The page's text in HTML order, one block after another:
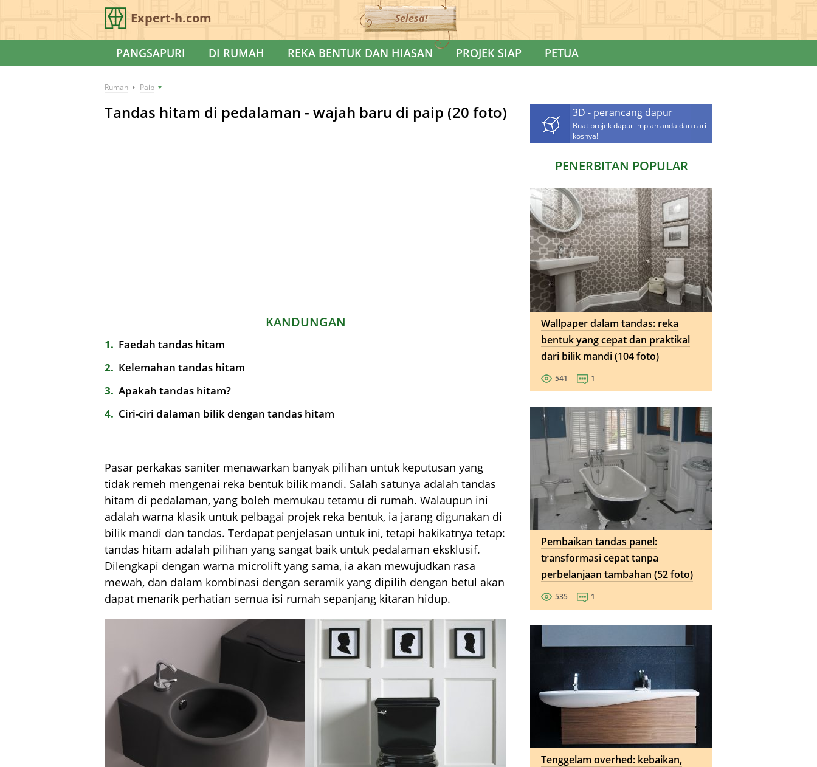
Expert-h.com Selesa!
PANGSAPURI DI RUMAH REKA BENTUK DAN HIASAN PROJEK SIAP PETUA
Rumah Paip
Tandas hitam di pedalaman - wajah baru di paip (20 foto)
KANDUNGAN
1
Faedah tandas hitam
2
Kelemahan tandas hitam
3
Apakah tandas hitam?
4
Ciri-ciri dalaman bilik dengan tandas hitam
Pasar perkakas saniter menawarkan banyak pilihan untuk keputusan yang
tidak remeh mengenai reka bentuk bilik mandi. Salah satunya adalah tandas
hitam di pedalaman, yang boleh memukau tetamu di rumah. Walaupun ini
adalah warna klasik untuk pelbagai projek reka bentuk, ia jarang digunakan di
bilik mandi dan tandas. Terdapat penjelasan untuk ini, tetapi hakikatnya tetap:
tandas hitam adalah pilihan yang sangat baik untuk pedalaman eksklusif.
Dilengkapi dengan warna microlift yang sama, ia akan mewujudkan rasa
mewah, dan dalam kombinasi dengan seramik yang dipilih dengan betul akan
dapat menarik perhatian semua isi rumah sepanjang kitaran hidup.
3D - perancang dapur
Buat projek dapur impian anda dan cari
kosnya!
PENERBITAN POPULAR
Wallpaper dalam tandas: reka
bentuk yang cepat dan praktikal
dari bilik mandi (104 foto)
541 1
Pembaikan tandas panel:
transformasi cepat tanpa
perbelanjaan tambahan (52 foto)
535 1
Tenggelam overhed: kebaikan,